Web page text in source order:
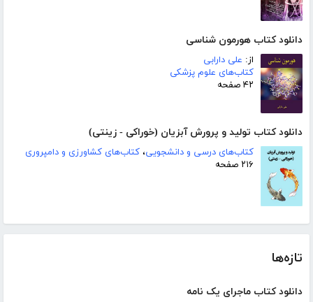
دانلود کتاب هورمون شناسی
از: علی دارابی
کتاب‌های علوم پزشکی
۴۲ صفحه
دانلود کتاب تولید و پرورش آبزیان (خوراکی - زینتی)
کتاب‌های درسی و دانشجویی، کتاب‌های کشاورزی و دامپروری
۲۱۶ صفحه
تازه‌ها
دانلود کتاب ماجرای یک نامه